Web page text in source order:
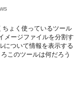
ょく使っているツール
メージファイルを分割す
について情報を表示する
このツールは何だろう